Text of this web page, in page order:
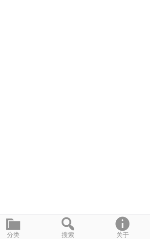
分类 搜索 关于